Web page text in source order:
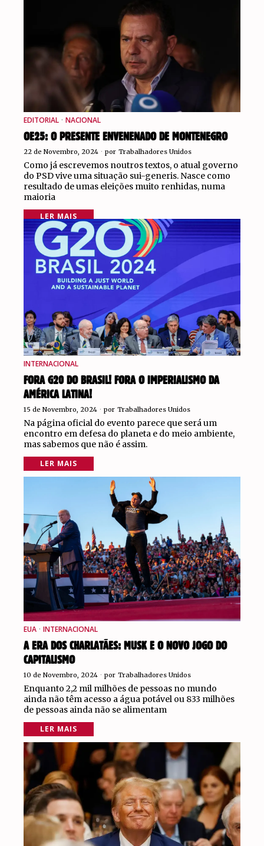
EDITORIAL · NACIONAL
OE25: O PRESENTE ENVENENADO DE MONTENEGRO
22 de Novembro, 2024 por Trabalhadores Unidos
Como já escrevemos noutros textos, o atual governo
do PSD vive uma situação sui-generis. Nasce como
resultado de umas eleições muito renhidas, numa
maioria
LER MAIS
INTERNACIONAL
FORA G20 DO BRASIL! FORA O IMPERIALISMO DA
AMÉRICA LATINA!
15 de Novembro, 2024 por Trabalhadores Unidos
Na página oficial do evento parece que será um
encontro em defesa do planeta e do meio ambiente,
mas sabemos que não é assim.
LER MAIS
EUA · INTERNACIONAL
A ERA DOS CHARLATÃES: MUSK E O NOVO JOGO DO
CAPITALISMO
10 de Novembro, 2024 por Trabalhadores Unidos
Enquanto 2,2 mil milhões de pessoas no mundo
ainda não têm acesso a água potável ou 833 milhões
de pessoas ainda não se alimentam
LER MAIS